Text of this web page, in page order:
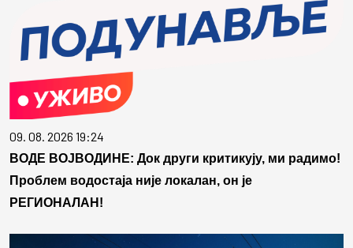
09. 08. 2026 19:24
ВОДЕ ВОЈВОДИНЕ: Док други критикују, ми радимо!
Проблем водостаја није локалан, он је
РЕГИОНАЛАН!